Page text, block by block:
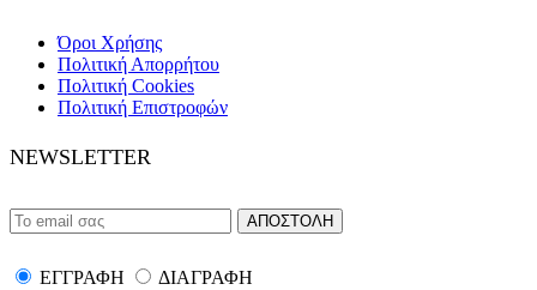
Όροι Χρήσης
Πολιτική Απορρήτου
Πολιτική Cookies
Πολιτική Επιστροφών
NEWSLETTER
ΕΓΓΡΑΦΗ ΔΙΑΓΡΑΦΗ